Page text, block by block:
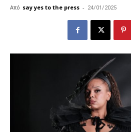
Από say yes to the press - 24/01/2025